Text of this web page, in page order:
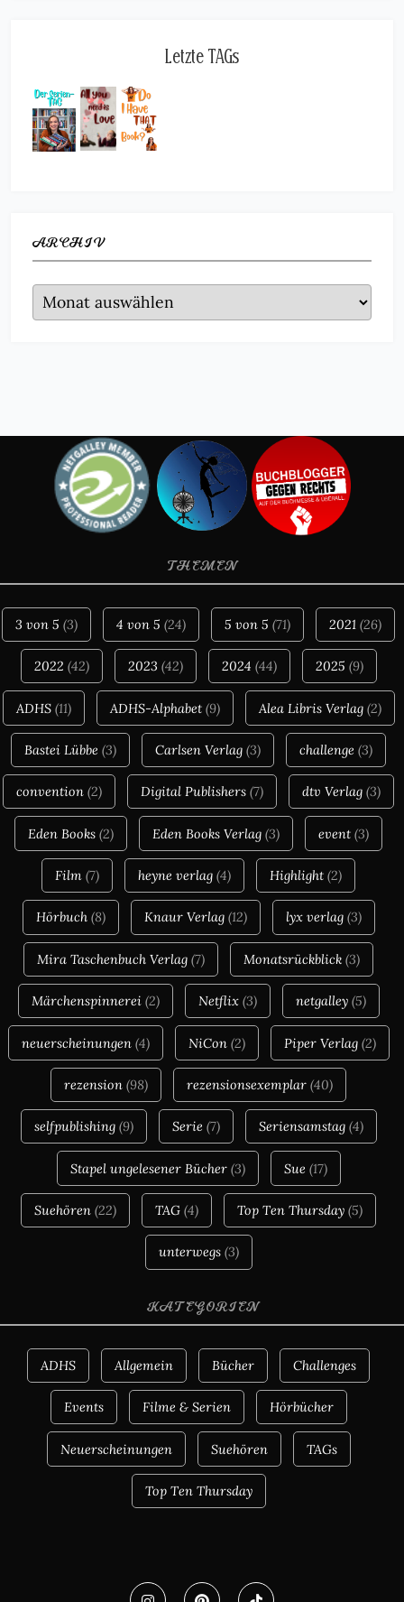
Letzte TAGs
ARCHIV
Archiv
THEMEN
3 von 5 (3) 4 von 5 (24) 5 von 5 (71) 2021 (26)
2022 (42) 2023 (42) 2024 (44) 2025 (9)
ADHS(11) ADHS-Alphabet(9) Alea Libris Verlag(2)
Bastei Lübbe (3) Carlsen Verlag (3) challenge (3)
convention (2) Digital Publishers (7) dtv Verlag (3)
Eden Books (2) Eden Books Verlag (3) event (3)
Film (7) heyne verlag (4) Highlight (2)
Hörbuch(8) Knaur Verlag(12) lyx verlag(3)
Mira Taschenbuch Verlag (7) Monatsrückblick (3)
Märchenspinnerei(2) Netflix(3) netgalley(5)
neuerscheinungen(4) NiCon(2) Piper Verlag(2)
rezension (98) rezensionsexemplar (40)
selfpublishing(9) Serie (7) Seriensamstag(4)
Stapel ungelesener Bücher(3) Sue (17)
Suehören (22) TAG (4) Top Ten Thursday (5)
unterwegs(3)
KATEGORIEN
ADHS Allgemein Bücher Challenges
Events Filme & Serien Hörbücher
Neuerscheinungen Suehören TAGs
Top Ten Thursday